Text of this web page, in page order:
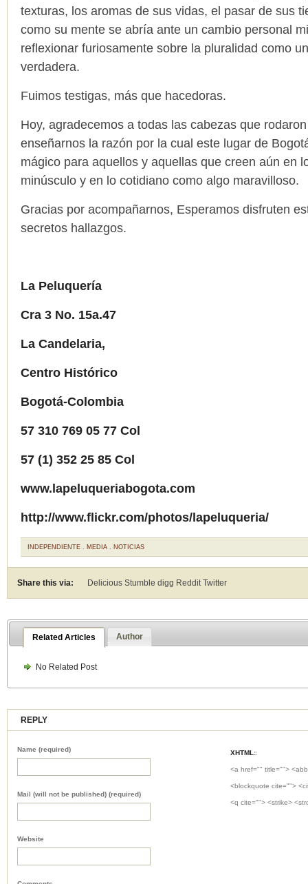
texturas, los aromas de sus vidas, el pasar de sus
como su mente se abría ante un cambio personal
reflexionar furiosamente sobre la pluralidad como
verdadera.
Fuimos testigas, más que hacedoras.
Hoy, agradecemos a todas las cabezas que
enseñarnos la razón por la cual este lugar de
mágico para aquellos y aquellas que creen aún en
minúsculo y en lo cotidiano como algo maravilloso.
Gracias por acompañarnos, Esperamos disfruten
secretos hallazgos.
La Peluquería
Cra 3 No. 15a.47
La Candelaria,
Centro Histórico
Bogotá-Colombia
57 310 769 05 77 Col
57 (1) 352 25 85 Col
www.lapeluqueriabogota.com
http://www.flickr.com/photos/lapeluqueria/
INDEPENDIENTE . MEDIA . NOTICIAS
Share this via: Delicious Stumble digg RedditTwitter
Related Articles Author
No Related Post
REPLY
XHTML::
<a href="" title="">
<blockquote cite="">
<q cite=""> <strike>
Name (required)
Mail (will not be published) (required)
Website